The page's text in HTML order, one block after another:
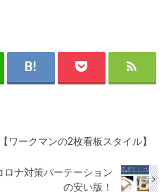
ワークマンの2枚看板スタイル】
ロナ対策パーテーション
の安い版！